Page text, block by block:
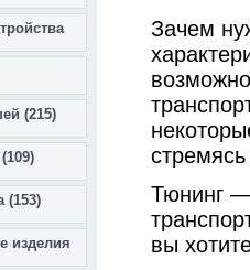
(215)
(153)
изделия
Зачем
Тюнинг —
вы